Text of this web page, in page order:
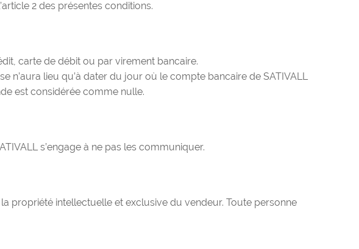
2 des présentes conditions.
carte de débit ou par virement bancaire.
n’aura lieu qu’à dater du jour où le compte bancaire de SATIVALL
est considérée comme nulle.
s’engage à ne pas les communiquer.
propriété intellectuelle et exclusive du vendeur. Toute personne